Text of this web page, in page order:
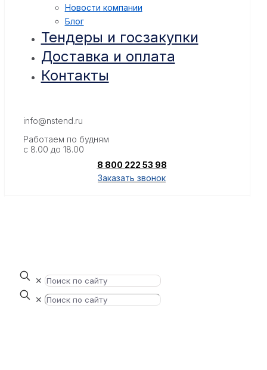
Новости компании
Блог
Тендеры и госзакупки
Доставка и оплата
Контакты
info@nstend.ru
Работаем по будням
с 8.00 до 18.00
8 800 222 53 98
Заказать звонок
✕
✕